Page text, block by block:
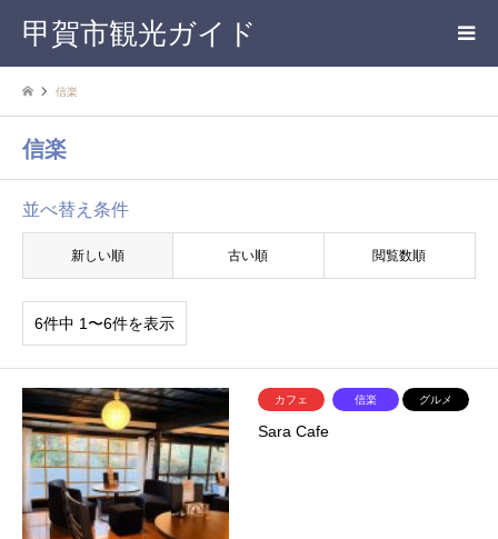
甲賀市観光ガイド
信楽
信楽
並べ替え条件
新しい順 古い順 閲覧数順
6件中 1〜6件を表示
カフェ 信楽 グルメ
Sara Cafe